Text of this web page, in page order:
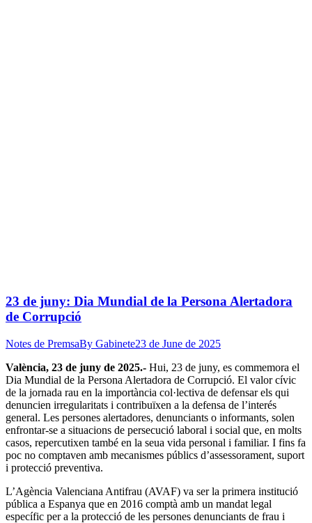
23 de juny: Dia Mundial de la Persona Alertadora
de Corrupció
Notes de PremsaBy Gabinete23 de June de 2025
València, 23 de juny de 2025.- Hui, 23 de juny, es commemora el
Dia Mundial de la Persona Alertadora de Corrupció. El valor cívic
de la jornada rau en la importància col·lectiva de defensar els qui
denuncien irregularitats i contribuïxen a la defensa de l’interés
general. Les persones alertadores, denunciants o informants, solen
enfrontar-se a situacions de persecució laboral i social que, en molts
casos, repercutixen també en la seua vida personal i familiar. I fins fa
poc no comptaven amb mecanismes públics d’assessorament, suport
i protecció preventiva.
L’Agència Valenciana Antifrau (AVAF) va ser la primera institució
pública a Espanya que en 2016 comptà amb un mandat legal
específic per a la protecció de les persones denunciants de frau i